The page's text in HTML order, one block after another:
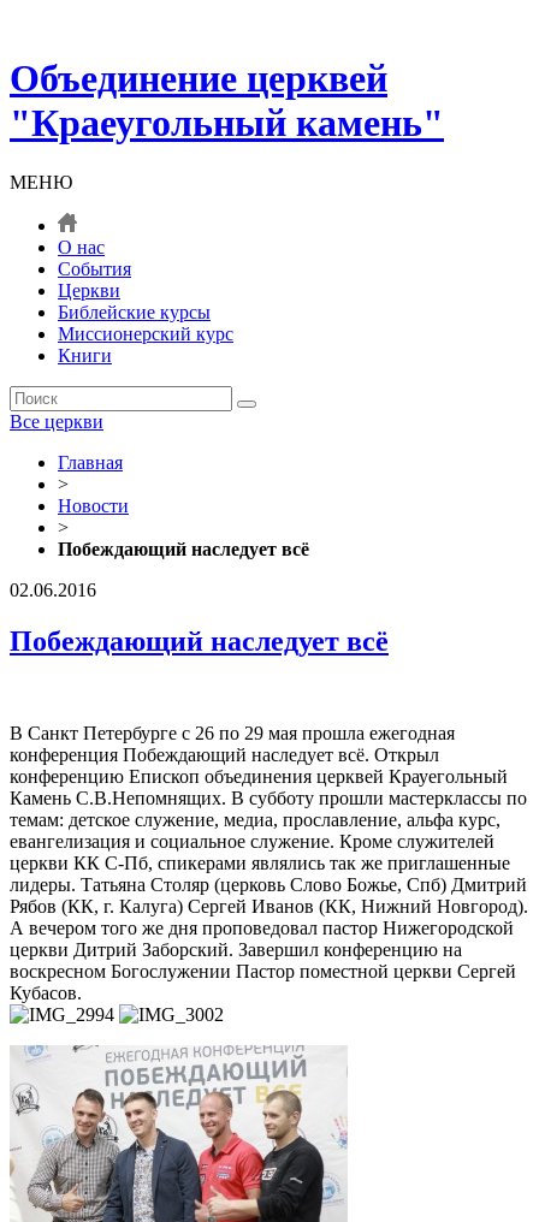
Объединение церквей
"Краеугольный камень"
МЕНЮ
О нас
События
Церкви
Библейские курсы
Миссионерский курс
Книги
Все церкви
Главная
>
Новости
>
Побеждающий наследует всё
02.06.2016
Побеждающий наследует всё
В Санкт Петербурге с 26 по 29 мая прошла ежегодная
конференция Побеждающий наследует всё. Открыл
конференцию Епископ объединения церквей Крауегольный
Камень С.В.Непомнящих. В субботу прошли мастерклассы по
темам: детское служение, медиа, прославление, альфа курс,
евангелизация и социальное служение. Кроме служителей
церкви КК С-Пб, спикерами являлись так же приглашенные
лидеры. Татьяна Столяр (церковь Слово Божье, Спб) Дмитрий
Рябов (КК, г. Калуга) Сергей Иванов (КК, Нижний Новгород).
А вечером того же дня проповедовал пастор Нижегородской
церкви Дитрий Заборский. Завершил конференцию на
воскресном Богослужении Пастор поместной церкви Сергей
Кубасов.